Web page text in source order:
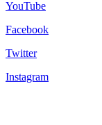
YouTube
Facebook
Twitter
Instagram